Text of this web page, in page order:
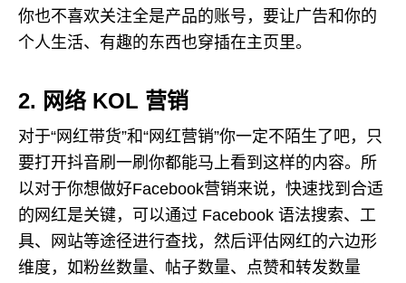
你也不喜欢关注全是产品的账号，要让广告和你的
个人生活、有趣的东西也穿插在主页里。
2. 网络 KOL 营销
对于“网红带货”和“网红营销”你一定不陌生了吧，只
要打开抖音刷一刷你都能马上看到这样的内容。所
以对于你想做好Facebook营销来说，快速找到合适
的网红是关键，可以通过 Facebook 语法搜索、工
具、网站等途径进行查找，然后评估网红的六边形
维度，如粉丝数量、帖子数量、点赞和转发数量